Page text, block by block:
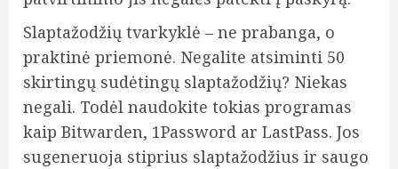
Slaptažodžių tvarkyklė – ne prabanga, o
praktinė priemonė. Negalite atsiminti 50
skirtingų sudėtingų slaptažodžių? Niekas
negali. Todėl naudokite tokias programas
kaip Bitwarden, 1Password ar LastPass. Jos
sugeneruoja stiprius slaptažodžius ir saugo